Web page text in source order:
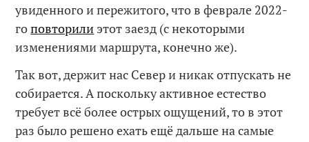
увиденного и пережитого, что в феврале 2022-
гоповторили этот заезд (с некоторыми
изменениями маршрута, конечно же).
Так вот, держит нас Север и никак отпускать не
собирается. А поскольку активное естество
требует всё более острых ощущений, то в этот
раз было решено ехать ещё дальше на самые